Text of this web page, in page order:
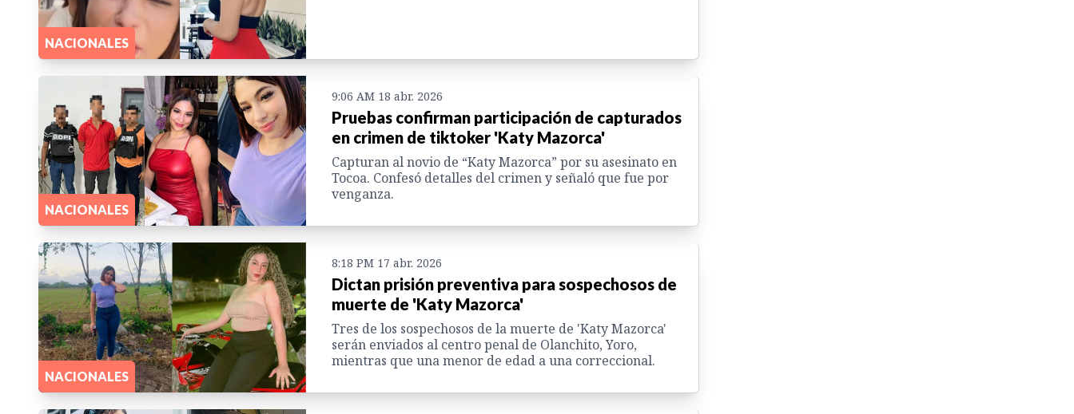
NACIONALES
NACIONALES
9:06 AM 18 abr. 2026
Pruebas confirman participación de capturados
en crimen de tiktoker 'Katy Mazorca'
Capturan al novio de “Katy Mazorca” por su asesinato en
Tocoa. Confesó detalles del crimen y señaló que fue por
venganza.
NACIONALES
8:18 PM 17 abr. 2026
Dictan prisión preventiva para sospechosos de
muerte de 'Katy Mazorca'
Tres de los sospechosos de la muerte de 'Katy Mazorca'
serán enviados al centro penal de Olanchito, Yoro,
mientras que una menor de edad a una correccional.